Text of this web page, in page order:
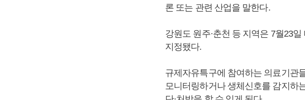
론 또는 관련 산업을 말한다.
강원도 원주·춘천 등 지역은 7월23
지정됐다.
규제자유특구에 참여하는 의료기관
모니터링하거나 생체신호를 감지하